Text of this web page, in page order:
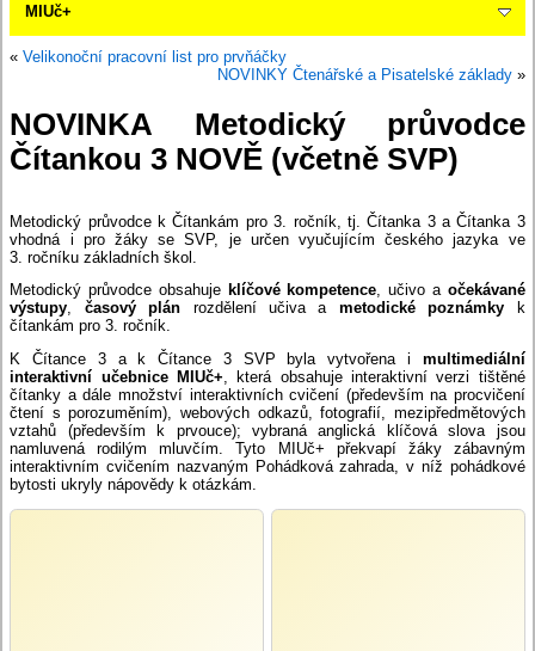
MIUč+
«Velikonoční pracovní list pro prvňáčky
NOVINKY Čtenářské a Pisatelské základy»
NOVINKA Metodický průvodce
Čítankou 3 NOVĚ (včetně SVP)
Metodický průvodce k Čítankám pro 3. ročník, tj. Čítanka 3 a Čítanka 3
vhodná i pro žáky se SVP, je určen vyučujícím českého jazyka ve
3. ročníku základních škol.
Metodický průvodce obsahuje klíčové kompetence, učivo a očekávané
výstupy, časový plán rozdělení učiva a metodické poznámky
k
čítankám pro 3. ročník.
K Čítance 3 a k Čítance 3 SVP byla vytvořena i multimediální
interaktivní učebnice MIUč+, která obsahuje interaktivní verzi tištěné
čítanky a dále množství interaktivních cvičení (především na procvičení
čtení s porozuměním), webových odkazů, fotografií, mezipředmětových
vztahů (především k prvouce); vybraná anglická klíčová slova jsou
namluvená rodilým mluvčím. Tyto MIUč+ překvapí žáky zábavným
interaktivním cvičením nazvaným Pohádková zahrada, v níž pohádkové
bytosti ukryly nápovědy k otázkám.